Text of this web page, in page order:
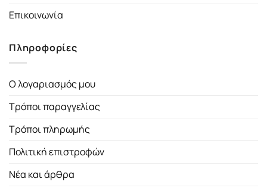
Επικοινωνία
Πληροφορίες
Ο λογαριασμός μου
Τρόποι παραγγελίας
Τρόποι πληρωμής
Πολιτική επιστροφών
Νέα και άρθρα